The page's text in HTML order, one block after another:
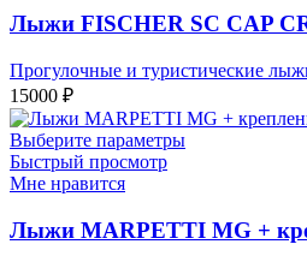
Лыжи FISCHER SC CAP
Прогулочные и туристические
15000 ₽
Выберите параметры
Быстрый просмотр
Мне нравится
Лыжи MARPETTI MG +